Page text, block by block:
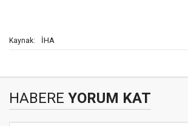
Kaynak: İHA
HABERE YORUM KAT